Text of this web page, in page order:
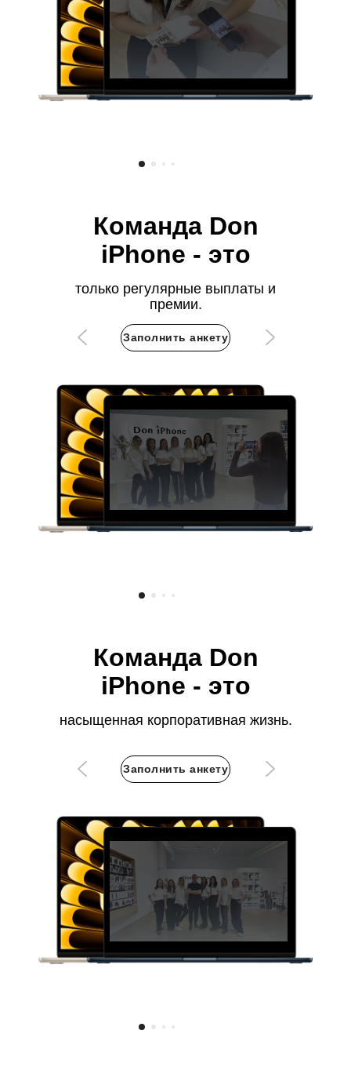
только регулярные выплаты и
премии.
Команда Don
iPhone - это
Заполнить анкету
насыщенная корпоративная жизнь.
Команда Don
iPhone - это
Заполнить анкету